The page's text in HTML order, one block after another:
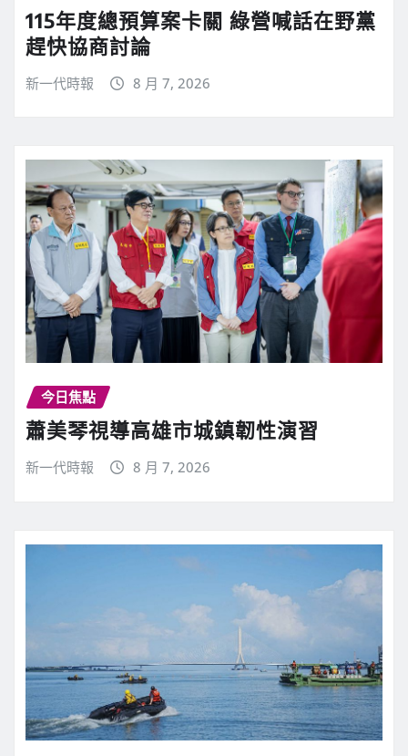
115年度總預算案卡關 綠營喊話在野黨
趕快協商討論
新一代時報 8 月 7, 2026
今日焦點
蕭美琴視導高雄市城鎮韌性演習
新一代時報 8 月 7, 2026